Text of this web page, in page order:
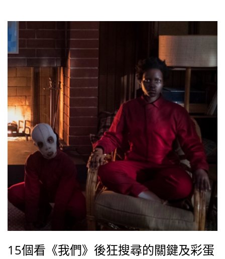
15個看《我們》後狂搜尋的關鍵及彩蛋